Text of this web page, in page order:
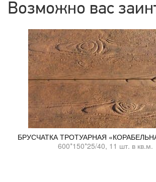
Возможно вас
БРУСЧАТКА ТРОТУАРНАЯ
600*150*25/40, 11 шт. в кв.м.